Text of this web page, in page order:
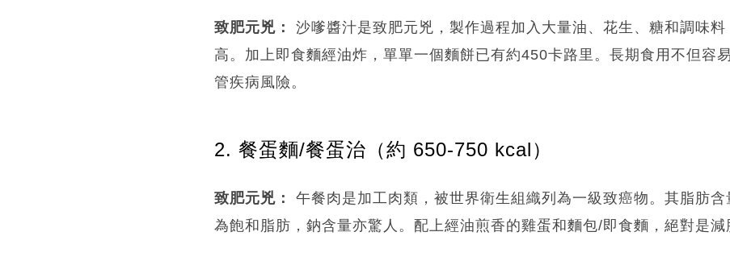
致肥元兇：
沙嗲醬汁是致肥元兇，製作過程加入大量油、花生、糖和調味
高。加上即食麵經油炸，單單一個麵餅已有約450卡路里。長期食用不但容
管疾病風險。
2. 餐蛋麵/餐蛋治（約 650-750 kcal）
致肥元兇：
午餐肉是加工肉類，被世界衛生組織列為一級致癌物。其脂肪
為飽和脂肪，鈉含量亦驚人。配上經油煎香的雞蛋和麵包/即食麵，絕對是減